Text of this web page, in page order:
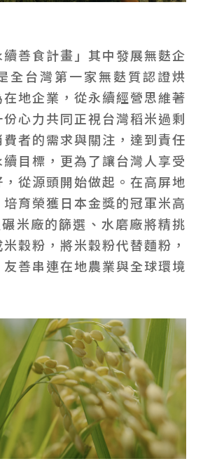
善食計畫」其中發展無麩企
全台灣第一家無麩質認證烘
地企業，從永續經營思維著
心力共同正視台灣稻米過剩
者的需求與關注，達到責任
目標，更為了讓台灣人享受
從源頭開始做起。在高屏地
育榮獲日本金獎的冠軍米高
米廠的篩選、水磨廠將精挑
穀粉，將米穀粉代替麵粉，
善串連在地農業與全球環境